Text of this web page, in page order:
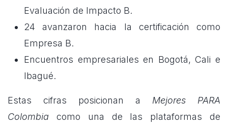
Evaluación de Impacto B.
24 avanzaron hacia la certificación como
Empresa B.
Encuentros empresariales en Bogotá, Cali e
Ibagué.
Estas cifras posicionan a Mejores PARA
Colombia como una de las plataformas de